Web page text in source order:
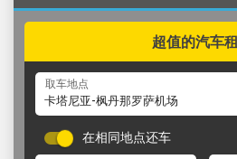
超值的汽车
取车地点
在相同地点还车